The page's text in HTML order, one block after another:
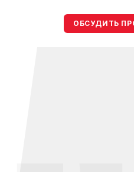
ОБСУДИТЬ